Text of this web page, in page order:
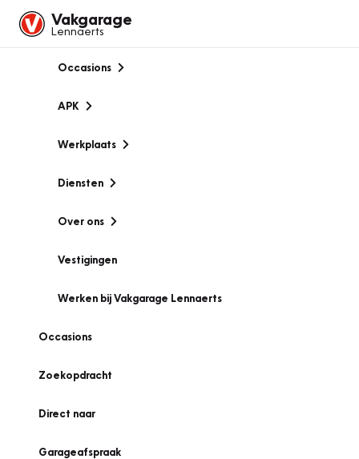
Vakgarage
Lennaerts
Occasions
APK
Werkplaats
Diensten
Over ons
Vestigingen
Werken bij Vakgarage Lennaerts
Occasions
Zoekopdracht
Direct naar
Garageafspraak